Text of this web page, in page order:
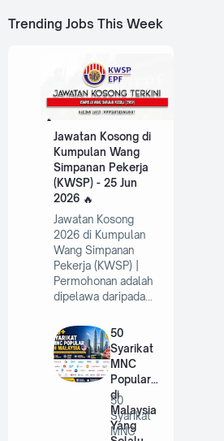
Trending Jobs This Week
Jawatan Kosong di
Kumpulan Wang
Simpanan Pekerja
(KWSP) - 25 Jun
2026
Jawatan Kosong
2026 di Kumpulan
Wang Simpanan
Pekerja (KWSP) |
Permohonan adalah
dipelawa daripada…
50
Syarikat
MNC
Popular
di
Malaysia
Yang
50
Syarikat
MNC